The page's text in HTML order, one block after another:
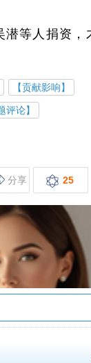
等人捐资，
【贡献影响】
评论】
分享 25